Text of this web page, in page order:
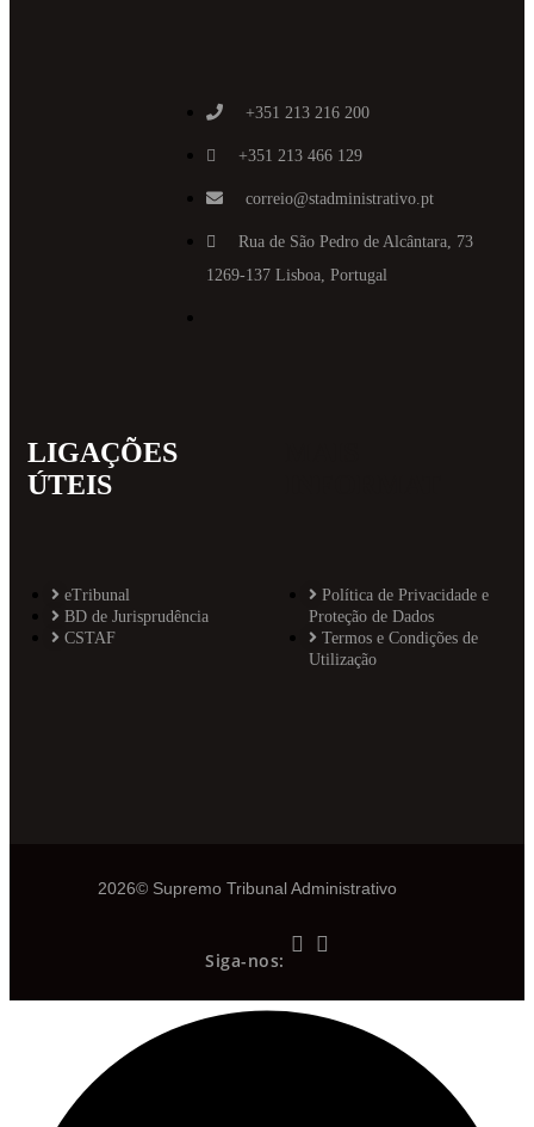
+351 213 216 200
+351 213 466 129
correio@stadministrativo.pt
Rua de São Pedro de Alcântara, 73
1269-137 Lisboa, Portugal
LIGAÇÕES
ÚTEIS
eTribunal
BD de Jurisprudência
CSTAF
Política de Privacidade e
Proteção de Dados
Termos e Condições de
Utilização
2026© Supremo Tribunal Administrativo
Siga-nos: